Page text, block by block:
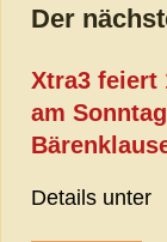
Der
Xtra3 feiert
am
Details unter